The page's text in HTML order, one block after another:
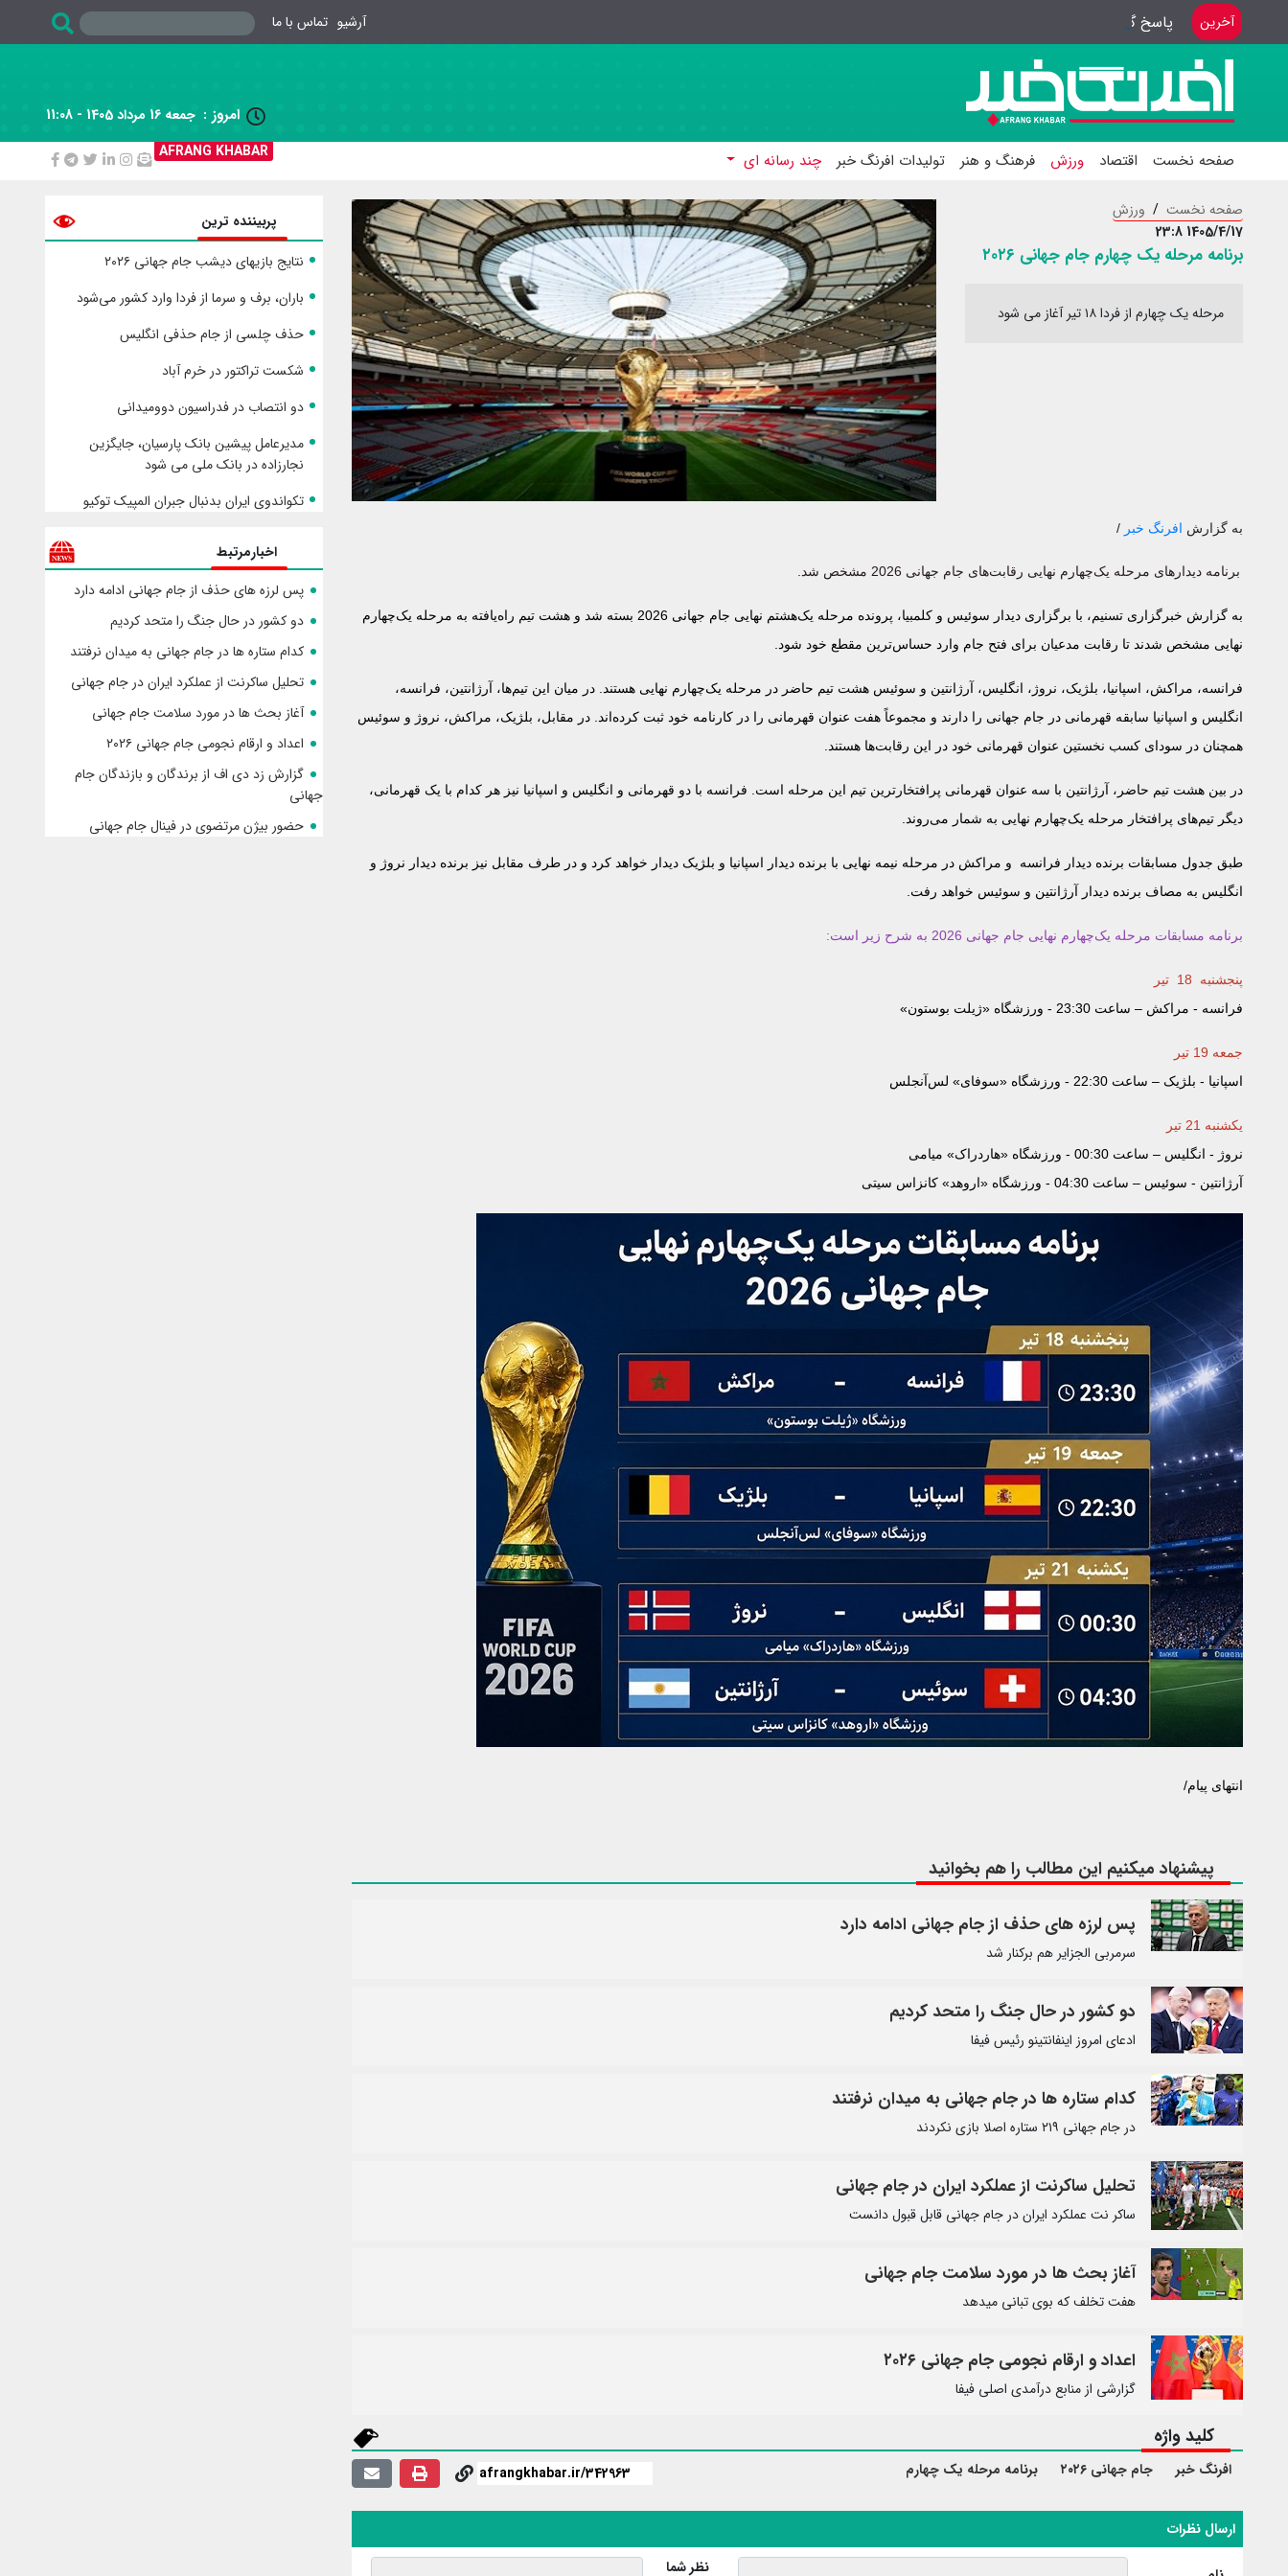
آخرین پاسخ گویی بهترین هدیه به خبرنگاران آرشیو تماس با ما
 امروز : جمعه 16 مرداد 1405 - 11:08
AFRANG KHABAR
صفحه نخست اقتصاد ورزش فرهنگ و هنر تولیدات افرنگ خبر چند رسانه ای
صفحه نخست
ورزش
1405/4/17 23:8
برنامه مرحله یک چهارم جام جهانی ۲۰۲۶
مرحله یک چهارم از فردا ۱۸ تیر آغاز می شود
به گزارش افرنگ خبر /
برنامه دیدارهای مرحله یک‌چهارم نهایی رقابت‌های جام جهانی 2026 مشخص شد.
به گزارش خبرگزاری تسنیم
، با برگزاری دیدار سوئیس و کلمبیا، پرونده مرحله یک‌هشتم نهایی جام جهانی 2026 بسته شد و هشت تیم راه‌یافته به مرحله یک‌چهارم
نهایی مشخص شدند تا رقابت مدعیان برای فتح جام وارد حساس‌ترین مقطع خود شود.
فرانسه، مراکش، اسپانیا، بلژیک، نروژ، انگلیس، آرژانتین و سوئیس هشت تیم حاضر در مرحله یک‌چهارم نهایی هستند. در میان این تیم‌ها، آرژانتین، فرانسه،
انگلیس و اسپانیا سابقه قهرمانی در جام جهانی را دارند و مجموعاً هفت عنوان قهرمانی را در کارنامه خود ثبت کرده‌اند. در مقابل، بلژیک، مراکش، نروژ و سوئیس
همچنان در سودای کسب نخستین عنوان قهرمانی خود در این رقابت‌ها هستند.
در بین هشت تیم حاضر، آرژانتین با سه عنوان قهرمانی پرافتخارترین تیم این مرحله است. فرانسه با دو قهرمانی و انگلیس و اسپانیا نیز هر کدام با یک قهرمانی،
دیگر تیم‌های پرافتخار مرحله یک‌چهارم نهایی به شمار می‌روند.
طبق جدول مسابقات برنده دیدار فرانسه و مراکش در مرحله نیمه نهایی با برنده دیدار اسپانیا و بلژیک دیدار خواهد کرد و در طرف مقابل نیز برنده دیدار نروژ و
انگلیس به مصاف برنده دیدار آرژانتین و سوئیس خواهد رفت.
برنامه مسابقات مرحله یک‌چهارم نهایی جام جهانی 2026 به شرح زیر است:
پنجشنبه 18 تیر
فرانسه - مراکش – ساعت 23:30 - ورزشگاه «ژیلت بوستون»
جمعه 19 تیر
اسپانیا - بلژیک – ساعت 22:30 - ورزشگاه «سوفای» لس‌آنجلس
یکشنبه 21 تیر
نروژ - انگلیس – ساعت 00:30 - ورزشگاه «هاردراک» میامی
آرژانتین - سوئیس – ساعت 04:30 - ورزشگاه «اروهد» کانزاس سیتی
انتهای پیام/
پیشنهاد میکنیم این مطالب را هم بخوانید
پس لرزه های حذف از جام جهانی ادامه دارد
سرمربی الجزایر هم برکنار شد
دو کشور در حال جنگ را متحد کردیم
ادعای امروز اینفانتینو رئیس فیفا
کدام ستاره ها در جام جهانی به میدان نرفتند
در جام جهانی ۲۱۹ ستاره اصلا بازی نکردند
تحلیل ساکرنت از عملکرد ایران در جام جهانی
ساکر نت عملکرد ایران در جام جهانی قابل قبول دانست
آغاز بحث ها در مورد سلامت جام جهانی
هفت تخلف که بوی تبانی میدهد
اعداد و ارقام نجومی جام جهانی ۲۰۲۶
گزارشی از منابع درآمدی اصلی فیفا
کلید واژه
افرنگ خبر جام جهانی ۲۰۲۶ برنامه مرحله یک چهارم
ارسال نظرات
نظر شما
پربیننده ترین
نتایج بازیهای دیشب جام جهانی ۲۰۲۶
باران، برف و سرما از فردا وارد کشور می‌شود
حذف چلسی از جام حذفی انگلیس
شکست تراکتور در خرم آباد
دو انتصاب در فدراسیون دوومیدانی
مدیرعامل پیشین بانک پارسیان، جایگزین
نجارزاده در بانک ملی می شود
تکواندوی ایران بدنبال جبران المپیک توکیو
اخبارمرتبط
پس لرزه های حذف از جام جهانی ادامه دارد
دو کشور در حال جنگ را متحد کردیم
کدام ستاره ها در جام جهانی به میدان نرفتند
تحلیل ساکرنت از عملکرد ایران در جام جهانی
آغاز بحث ها در مورد سلامت جام جهانی
اعداد و ارقام نجومی جام جهانی ۲۰۲۶
گزارش زد دی اف از برندگان و بازندگان جام
جهانی
حضور بیژن مرتضوی در فینال جام جهانی